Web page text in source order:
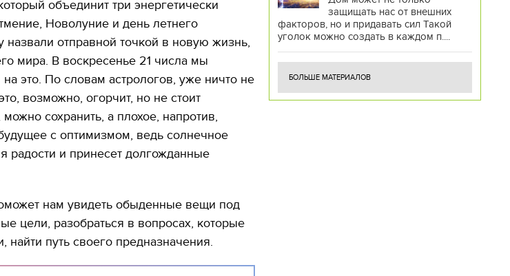
объединит три энергетически
Новолуние и день летнего
назвали отправной точкой в новую жизнь,
мира. В воскресенье 21 числа мы
это. По словам астрологов, уже ничто не
возможно, огорчит, но не стоит
сохранить, а плохое, напротив,
с оптимизмом, ведь солнечное
радости и принесет долгожданные
нам увидеть обыденные вещи под
цели, разобраться в вопросах, которые
путь своего предназначения.
защищать нас от внешних
факторов, но и придавать сил Такой
уголок можно создать в каждом п....
БОЛЬШЕ МАТЕРИАЛОВ